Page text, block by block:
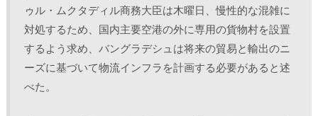
i
t
e
r
で
共
有
新
で
有
す
る
に
は
ク
n
e
d
n
で
共
(
し
い
ウ
ィ
ン
ド
ゥル・ムクタディル商務大臣は木曜日、慢性的な混雑に
対処するため、国内主要空港の外に専用の貨物村を設置
するよう求め、バングラデシュは将来の貿易と輸出のニ
ーズに基づいて物流インフラを計画する必要があると述
べた。